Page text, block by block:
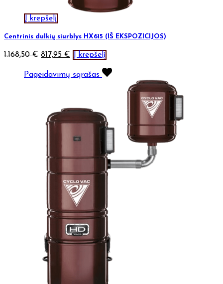
Į krepšelį
Centrinis dulkių siurblys HX615 (IŠ EKSPOZICIJOS)
1.168,50€ 817,95 € Į krepšelį
Pageidavimų sąrašas